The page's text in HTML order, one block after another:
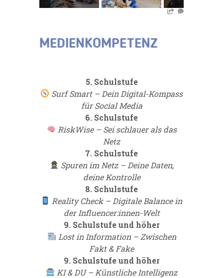
MEDIENKOMPETENZ
5. Schulstufe
Surf Smart – Dein Digital-Kompass
für Social Media
6. Schulstufe
RiskWise – Sei schlauer als das
Netz
7. Schulstufe
Spuren im Netz – Deine Daten,
deine Kontrolle
8. Schulstufe
Reality Check – Digitale Balance in
der Influencer:innen-Welt
9. Schulstufe und höher
Lost in Information – Zwischen
Fakt & Fake
9. Schulstufe und höher
KI & DU – Künstliche Intelligenz